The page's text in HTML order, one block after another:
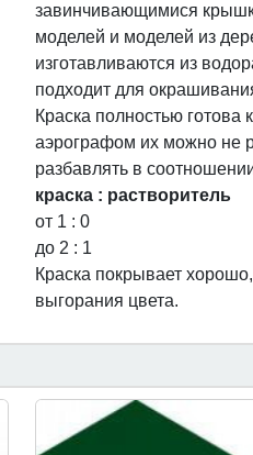
завинчивающимися
моделей и моделей из
изготавливаются из
подходит для
Краска полностью
аэрографом их можно не
разбавлять в
краска : растворитель
от 1 : 0
до 2 : 1
Краска покрывает
выгорания цвета.